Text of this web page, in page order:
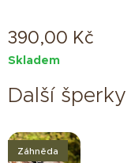
390,00 Kč
Skladem
Další
Záhněda